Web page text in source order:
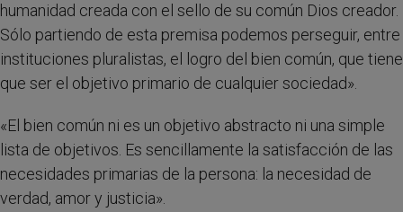
humanidad creada con el sello de su común Dios creador.
Sólo partiendo de esta premisa podemos perseguir, entre
instituciones pluralistas, el logro del bien común, que tiene
que ser el objetivo primario de cualquier sociedad».
«El bien común ni es un objetivo abstracto ni una simple
lista de objetivos. Es sencillamente la satisfacción de las
necesidades primarias de la persona: la necesidad de
verdad, amor y justicia».